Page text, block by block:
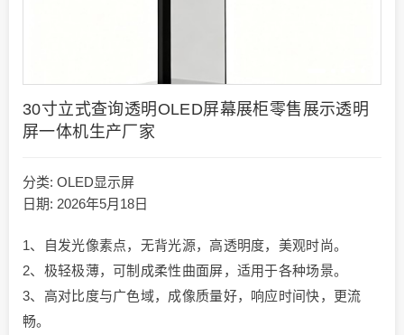
30寸立式查询透明OLED屏幕展柜零售展示透明
屏一体机生产厂家
分类: OLED显示屏
日期: 2026年5月18日
1、自发光像素点，无背光源，高透明度，美观时尚。
2、极轻极薄，可制成柔性曲面屏，适用于各种场景。
3、高对比度与广色域，成像质量好，响应时间快，更流
畅。